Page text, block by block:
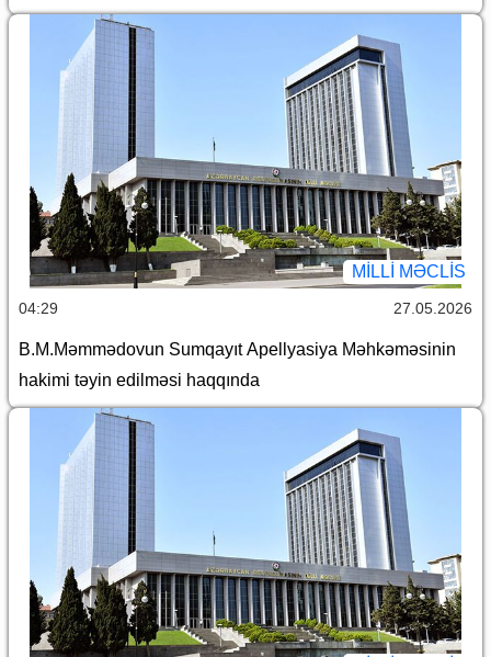
MILLI MƏCLIS
04:29 27.05.2026
B.M.Məmmədovun Sumqayıt Apellyasiya Məhkəməsinin
hakimi təyin edilməsi haqqında